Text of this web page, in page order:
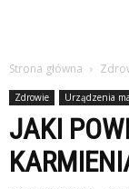
Strona główna
Zdrowie Urządzenia
JAKI